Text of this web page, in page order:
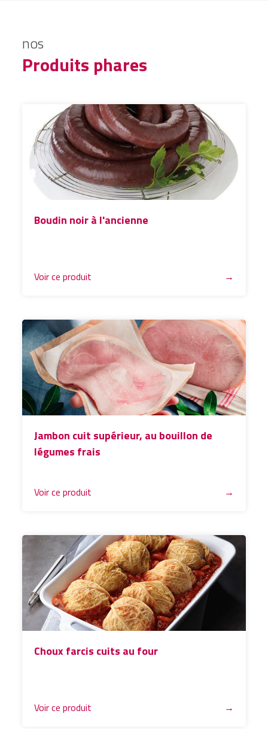
nos
Produits phares
Boudin noir à l'ancienne
Voir ce produit
Jambon cuit supérieur, au bouillon de
légumes frais
Voir ce produit
Choux farcis cuits au four
Voir ce produit